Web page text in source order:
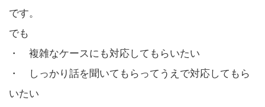
です。
でも
・ 複雑なケースにも対応してもらいたい
・ しっかり話を聞いてもらってうえで対応してもら
いたい